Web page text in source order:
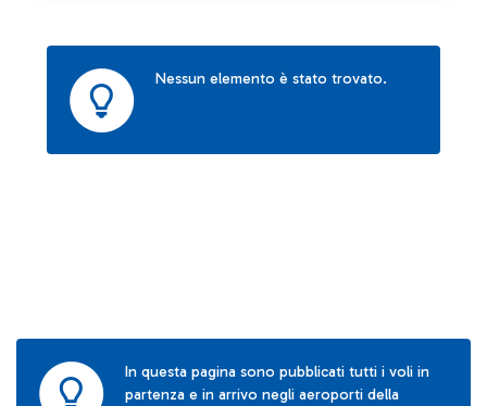
Nessun elemento è stato trovato.
In questa pagina sono pubblicati tutti i voli in
partenza e in arrivo negli aeroporti della